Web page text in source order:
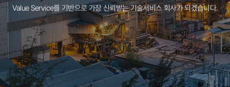
Value Service를 기반으로 가장 신뢰받는 기술서비스 회사가 되겠습니다.